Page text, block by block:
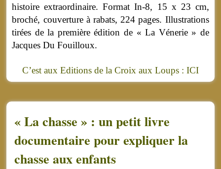
histoire extraordinaire. Format In-8, 15 x 23 cm,
broché, couverture à rabats, 224 pages. Illustrations
tirées de la première édition de « La Vénerie » de
Jacques Du Fouilloux.
C’est aux Editions de la Croix aux Loups : ICI
« La chasse » : un petit livre
documentaire pour expliquer la
chasse aux enfants